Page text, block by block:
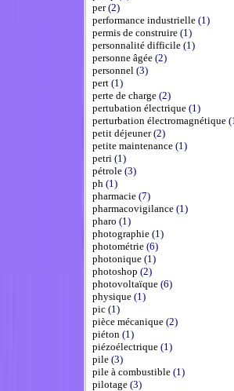
per(2)
performance industrielle (1)
permis de construire (1)
personnalité difficile (1)
personne âgée (2)
personnel (3)
pert (1)
perte de charge (2)
pertubation électrique (1)
perturbation électromagnétique
petit déjeuner(2)
petite maintenance (1)
petri (1)
pétrole (3)
ph (1)
pharmacie (7)
pharmacovigilance (1)
pharo (1)
photographie (1)
photométrie (6)
photonique (1)
photoshop (2)
photovoltaïque (6)
physique (1)
pic (1)
pièce mécanique (2)
piéton (1)
piézoélectrique (1)
pile (3)
pile à combustible (1)
pilotage (3)